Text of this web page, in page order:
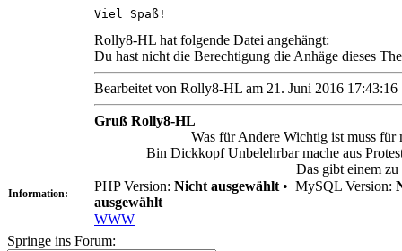
Viel Spaß!
Rolly8-HL hat folgende Datei angehängt:
Du hast nicht die Berechtigung die Anhäge dieses
Bearbeitet von Rolly8-HL am 21. Juni 2016 17:43:16
Gruß Rolly8-HL
Was für Andere Wichtig ist muss
Bin Dickkopf Unbelehrbar mache aus
Das gibt einem
Information: PHP Version: Nicht ausgewählt • MySQL Version:
ausgewählt
WWW
Springe ins Forum: